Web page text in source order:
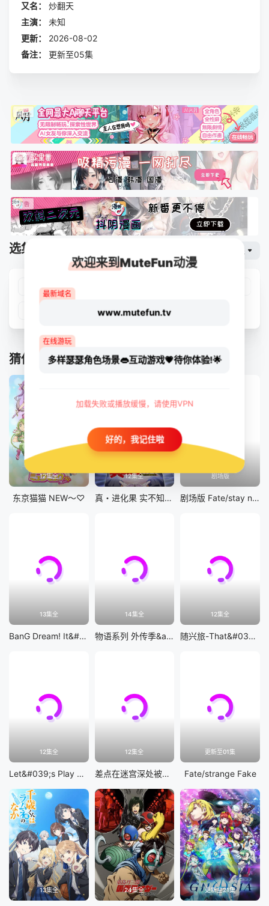
又名：
炒翻天
主演：
未知
更新：
2026-08-02
备注：
更新至05集
选集播放
第01集
猜你喜欢
12集全
东京猫猫 NEW～♡
12集全
真・进化果 实不知不觉踏上胜利的人生
剧场版
剧场版 Fate/stay night [Heaven&#039;s Feel] III.spring song
13集全
BanG Dream! It&#039;s MyGO!!!!!
14集全
物语系列 外传季&amp;怪物季
12集全
随兴旅-That&#039;s Journey-
12集全
Let&#039;s Play 充满挑战的人生
12集全
差点在迷宫深处被信任的伙伴杀掉，但靠着天赐技能「无限扭蛋」获得等级9999的伙伴，我要向前队友和世界展开复仇&amp;「给他们好看！」
更新至01集
Fate/strange Fake
13集全 24集全 更新至21集
欢迎来到MuteFun动漫
最新域名
www.mutefun.tv
在线游玩
多样瑟瑟角色场景👄互动游戏💗待你体验!🌟
加载失败或播放缓慢，请使用VPN
好的，我记住啦